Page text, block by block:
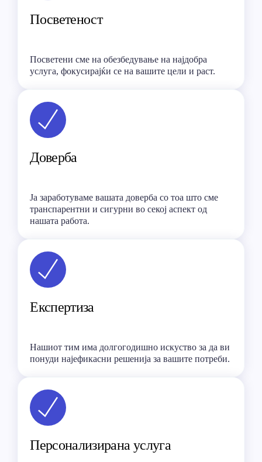
Посветеност
Посветени сме на обезбедување на најдобра
услуга, фокусирајќи се на вашите цели и раст.
Доверба
Ја заработуваме вашата доверба со тоа што сме
транспарентни и сигурни во секој аспект од
нашата работа.
Експертиза
Нашиот тим има долгогодишно искуство за да ви
понуди најефикасни решенија за вашите потреби.
Персонализирана услуга